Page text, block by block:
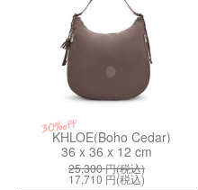
30%off
KHLOE(Boho Cedar)
36 x 36 x 12 cm
25,300円(税込)
17,710 円(税込)